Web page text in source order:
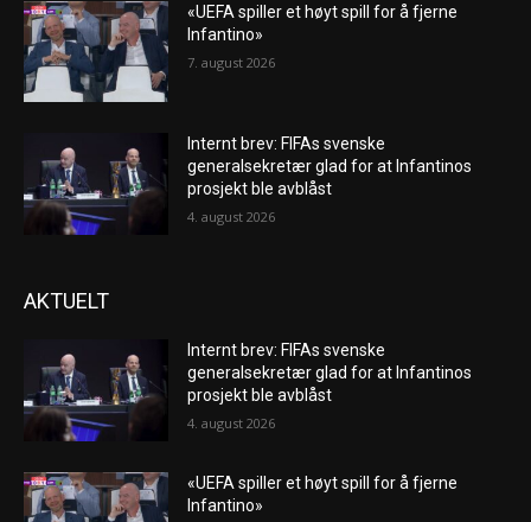
«UEFA spiller et høyt spill for å fjerne
Infantino»
7. august 2026
Internt brev: FIFAs svenske
generalsekretær glad for at Infantinos
prosjekt ble avblåst
4. august 2026
AKTUELT
Internt brev: FIFAs svenske
generalsekretær glad for at Infantinos
prosjekt ble avblåst
4. august 2026
«UEFA spiller et høyt spill for å fjerne
Infantino»